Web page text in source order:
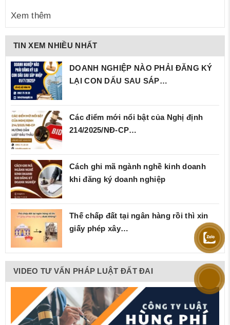
Xem thêm
TIN XEM NHIỀU NHẤT
DOANH NGHIỆP NÀO PHẢI ĐĂNG KÝ
LẠI CON DẤU SAU SÁP…
Các điểm mới nổi bật của Nghị định
214/2025/NĐ‑CP…
Cách ghi mã ngành nghề kinh doanh
khi đăng ký doanh nghiệp
Thế chấp đất tại ngân hàng rồi thì xin
giấy phép xây…
VIDEO TƯ VẤN PHÁP LUẬT ĐẤT ĐAI